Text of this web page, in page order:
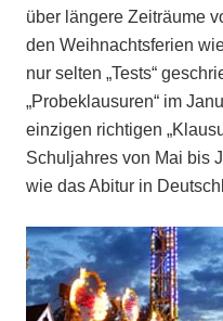
über längere Zeiträume
den Weihnachtsferien
nur selten „Tests“
„Probeklausuren“ im
einzigen richtigen
Schuljahres von Mai bis
wie das Abitur in